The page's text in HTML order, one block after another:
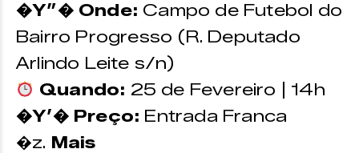
�Y”� Onde: Campo de Futebol do
Bairro Progresso (R. Deputado
Arlindo Leite s/n)
Quando: 25 de Fevereiro | 14h
�Y’� Preço: Entrada Franca
�z. Mais